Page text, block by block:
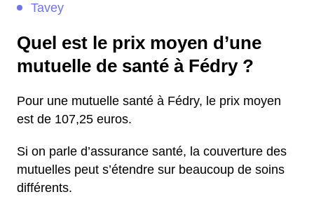
Tavey
Quel est le prix moyen d’une
mutuelle de santé à Fédry ?
Pour une mutuelle santé à Fédry, le prix moyen
est de 107,25 euros.
Si on parle d’assurance santé, la couverture des
mutuelles peut s’étendre sur beaucoup de soins
différents.